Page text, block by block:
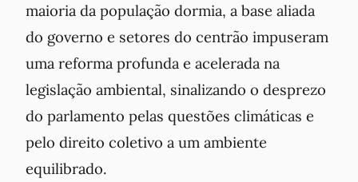
maioria da população dormia, a base aliada
do governo e setores do centrão impuseram
uma reforma profunda e acelerada na
legislação ambiental, sinalizando o desprezo
do parlamento pelas questões climáticas e
pelo direito coletivo a um ambiente
equilibrado.